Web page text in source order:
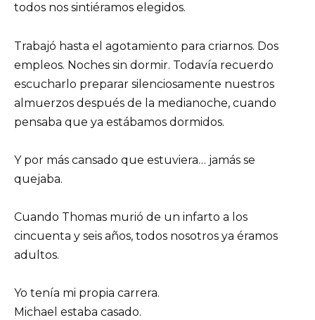
todos nos sintiéramos elegidos.
Trabajó hasta el agotamiento para criarnos. Dos
empleos. Noches sin dormir. Todavía recuerdo
escucharlo preparar silenciosamente nuestros
almuerzos después de la medianoche, cuando
pensaba que ya estábamos dormidos.
Y por más cansado que estuviera… jamás se
quejaba.
Cuando Thomas murió de un infarto a los
cincuenta y seis años, todos nosotros ya éramos
adultos.
Yo tenía mi propia carrera.
Michael estaba casado.